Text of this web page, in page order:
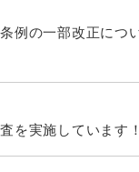
例の一部改正につ
を実施しています！